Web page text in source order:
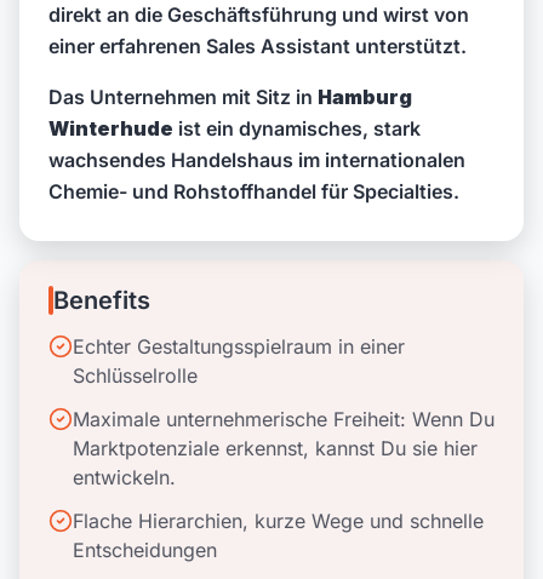
direkt an die Geschäftsführung und wirst von
einer erfahrenen Sales Assistant unterstützt.
Das Unternehmen mit Sitz in Hamburg
Winterhude ist ein dynamisches, stark
wachsendes Handelshaus im internationalen
Chemie- und Rohstoffhandel für Specialties.
Benefits
Echter Gestaltungsspielraum in einer
Schlüsselrolle
Maximale unternehmerische Freiheit: Wenn Du
Marktpotenziale erkennst, kannst Du sie hier
entwickeln.
Flache Hierarchien, kurze Wege und schnelle
Entscheidungen